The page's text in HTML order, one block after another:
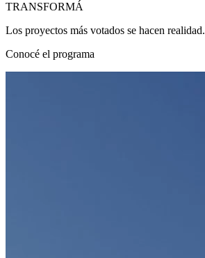
TRANSFORMÁ
Los proyectos más votados se hacen realidad.
Conocé el programa